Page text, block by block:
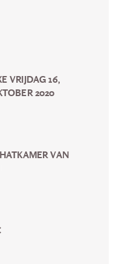
VRIJDAG 16,
2020
VAN